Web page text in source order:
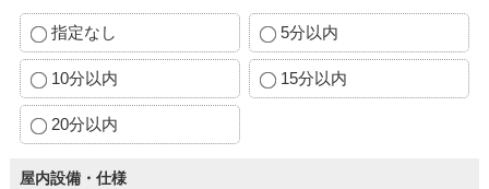
指定なし 5分以内
10分以内 15分以内
20分以内
屋内設備・仕様